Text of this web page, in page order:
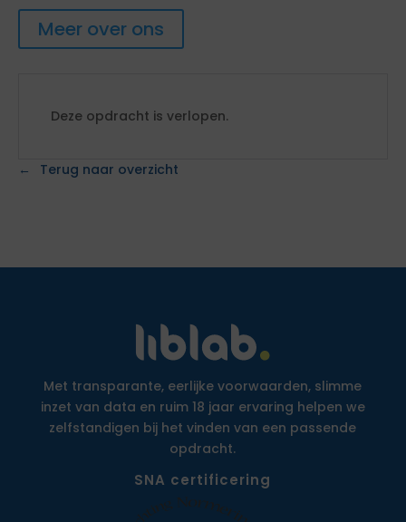
Meer over ons
Deze opdracht is verlopen.
Terug naar overzicht
Met transparante, eerlijke voorwaarden, slimme
inzet van data en ruim 18 jaar ervaring helpen we
zelfstandigen bij het vinden van een passende
opdracht.
SNA certificering